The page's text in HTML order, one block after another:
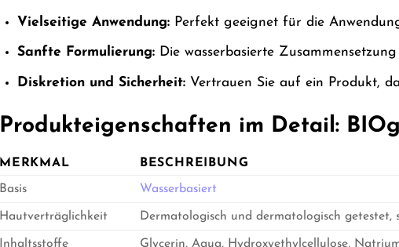
Vielseitige Anwendung:Perfekt geeignet für die
Sanfte Formulierung:Die wasserbasierte
Diskretion und Sicherheit:Vertrauen Sie auf ein Produkt,
Produkteigenschaften im Detail:
MERKMAL BESCHREIBUNG
Basis Wasserbasiert
Hautverträglichkeit Dermatologisch und dermatologisch getestet,
Inhaltsstoffe Glycerin, Aqua, Hydroxyethylcellulose,